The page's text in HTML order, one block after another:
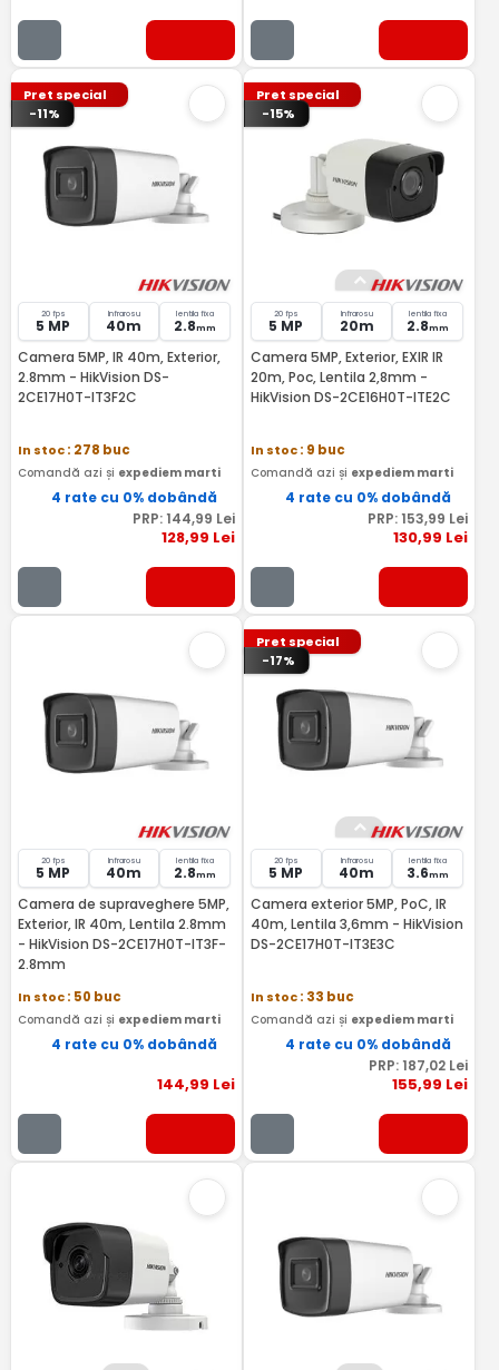
Pret special
-11%
20 fps
5 MP
Infrarosu
40m
lentila fixa
2.8mm
Camera 5MP, IR 40m, Exterior,
2.8mm - HikVision DS-
2CE17H0T-IT3F2C
In stoc: 278 buc
Comandă azi și expediem marti
4 rate cu 0% dobândă
PRP: 144,99 Lei
128,99 Lei
Pret special
-15%
20 fps
5 MP
Infrarosu
20m
lentila fixa
2.8mm
Camera 5MP, Exterior, EXIR IR
20m, Poc, Lentila 2,8mm -
HikVision DS-2CE16H0T-ITE2C
In stoc: 9 buc
Comandă azi și expediem marti
4 rate cu 0% dobândă
PRP: 153,99 Lei
130,99 Lei
20 fps
5 MP
Infrarosu
40m
lentila fixa
2.8mm
Camera de supraveghere 5MP,
Exterior, IR 40m, Lentila 2.8mm
- HikVision DS-2CE17H0T-IT3F-
2.8mm
In stoc: 50 buc
Comandă azi și expediem marti
4 rate cu 0% dobândă
144,99 Lei
Pret special
-17%
20 fps
5 MP
Infrarosu
40m
lentila fixa
3.6mm
Camera exterior 5MP, PoC, IR
40m, Lentila 3,6mm - HikVision
DS-2CE17H0T-IT3E3C
In stoc: 33 buc
Comandă azi și expediem marti
4 rate cu 0% dobândă
PRP: 187,02 Lei
155,99 Lei